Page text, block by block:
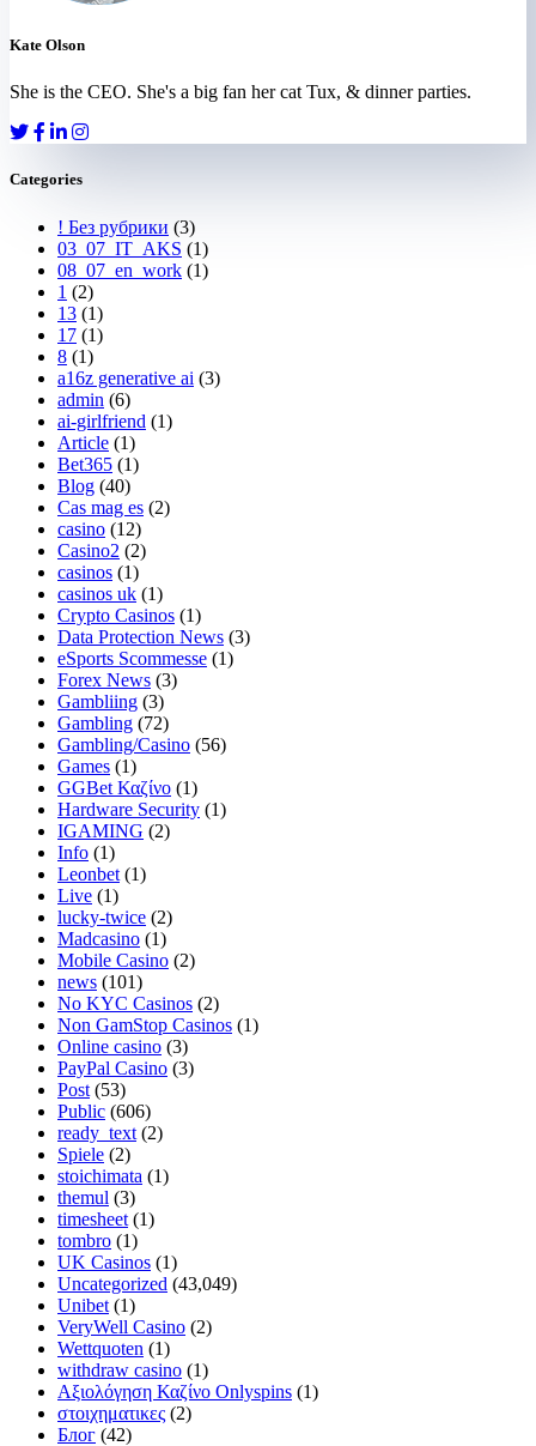
Kate Olson
She is the CEO. She's a big fan her cat Tux, & dinner parties.
Categories
! Без рубрики (3)
03_07_IT_AKS (1)
08_07_en_work (1)
1 (2)
13 (1)
17 (1)
8 (1)
a16z generative ai (3)
admin (6)
ai-girlfriend (1)
Article (1)
Bet365 (1)
Blog (40)
Cas mag es (2)
casino (12)
Casino2 (2)
casinos (1)
casinos uk (1)
Crypto Casinos (1)
Data Protection News (3)
eSports Scommesse (1)
Forex News (3)
Gambliing (3)
Gambling (72)
Gambling/Casino (56)
Games (1)
GGBet Καζίνο (1)
Hardware Security (1)
IGAMING (2)
Info (1)
Leonbet (1)
Live (1)
lucky-twice (2)
Madcasino (1)
Mobile Casino (2)
news (101)
No KYC Casinos (2)
Non GamStop Casinos (1)
Online casino (3)
PayPal Casino (3)
Post (53)
Public (606)
ready_text (2)
Spiele (2)
stoichimata (1)
themul (3)
timesheet (1)
tombro (1)
UK Casinos (1)
Uncategorized (43,049)
Unibet (1)
VeryWell Casino (2)
Wettquoten (1)
withdraw casino (1)
Αξιολόγηση Καζίνο Onlyspins (1)
στοιχηματικες (2)
Блог (42)